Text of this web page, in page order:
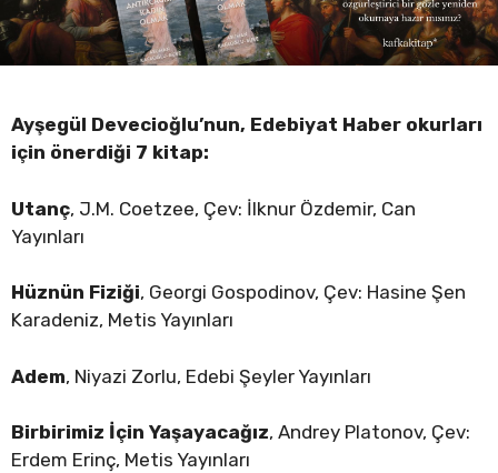
Ayşegül Devecioğlu’nun, Edebiyat Haber okurları
için önerdiği 7 kitap:
Utanç, J.M. Coetzee, Çev: İlknur Özdemir, Can
Yayınları
Hüznün Fiziği, Georgi Gospodinov, Çev: Hasine Şen
Karadeniz, Metis Yayınları
Adem, Niyazi Zorlu, Edebi Şeyler Yayınları
Birbirimiz İçin Yaşayacağız, Andrey Platonov, Çev:
Erdem Erinç, Metis Yayınları